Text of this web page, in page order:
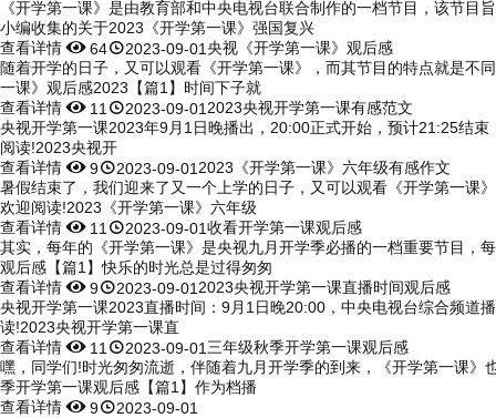
《开学第一课》是由教育部和中央电视台联合制作的一档节目，该节
小编收集的关于2023《开学第一课》强国复兴
查看详情642023-09-01央视《开学第一课》观后感
随着开学的日子，又可以观看《开学第一课》，而其节目的特点就是
一课》观后感2023【篇1】时间下子就
查看详情 11 2023-09-01 2023央视开学第一课有感范文
央视开学第一课2023年9月1日晚播出，20:00正式开始，预计21:25结
阅读!2023央视开
查看详情92023-09-01 2023《开学第一课》六年级有感作文
暑假结束了，我们迎来了又一个上学的日子，又可以观看《开学第一课
欢迎阅读!2023《开学第一课》六年级
查看详情 11 2023-09-01收看开学第一课观后感
其实，每年的《开学第一课》是央视九月开学季必播的一档重要节目，
观后感【篇1】快乐的时光总是过得匆匆
查看详情92023-09-01 2023央视开学第一课直播时间观后感
央视开学第一课2023直播时间：9月1日晚20:00，中央电视台综合频道
读!2023央视开学第一课直
查看详情 11 2023-09-01 三年级秋季开学第一课观后感
嘿，同学们!时光匆匆流逝，伴随着九月开学季的到来，《开学第一课
季开学第一课观后感【篇1】作为档播
查看详情92023-09-01